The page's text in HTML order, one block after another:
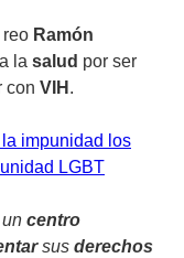
reo Ramón
la salud por ser
con VIH .
impunidad los
LGBT
centro
sus derechos